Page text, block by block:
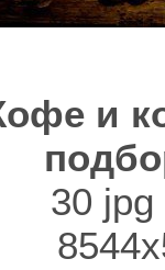
и
30 jpg